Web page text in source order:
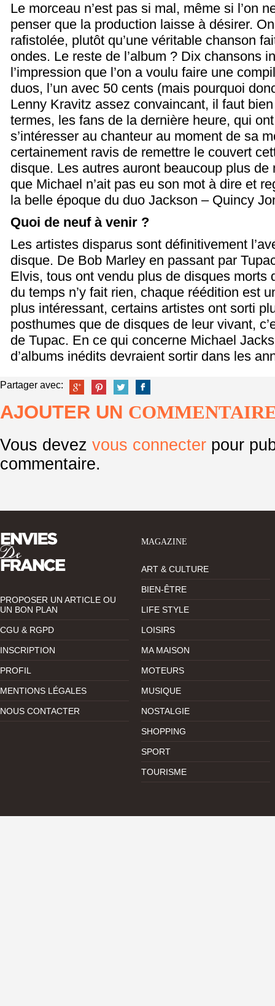
Le morceau n’est pas si mal, même si l’on
penser que la production laisse à désirer.
rafistolée, plutôt qu’une véritable chanson
ondes. Le reste de l’album ? Dix chansons
l’impression que l’on a voulu faire une
duos, l’un avec 50 cents (mais pourquoi
Lenny Kravitz assez convaincant, il faut
termes, les fans de la dernière heure, qui
s’intéresser au chanteur au moment de sa
certainement ravis de remettre le couvert
disque. Les autres auront beaucoup plus de
que Michael n’ait pas eu son mot à dire et
la belle époque du duo Jackson – Quincy
Quoi de neuf à venir ?
Les artistes disparus sont définitivement
disque. De Bob Marley en passant par
Elvis, tous ont vendu plus de disques morts
du temps n’y fait rien, chaque réédition est
plus intéressant, certains artistes ont sorti
posthumes que de disques de leur vivant,
de Tupac. En ce qui concerne Michael
d’albums inédits devraient sortir dans les
Partager avec:
AJOUTER UN
Vous devez vous connecter pour
commentaire.
PROPOSER UN ARTICLE OU
UN BON PLAN
CGU & RGPD
INSCRIPTION
PROFIL
MENTIONS LÉGALES
NOUS CONTACTER
MAGAZINE
ART & CULTURE
BIEN-ÊTRE
LIFE STYLE
LOISIRS
MA MAISON
MOTEURS
MUSIQUE
NOSTALGIE
SHOPPING
SPORT
TOURISME